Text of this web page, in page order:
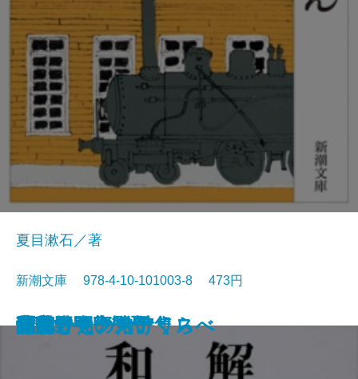
猟銃・闘牛
ヴェルレーヌ詩集
草枕
斜陽
高村光太郎詩集
歌行燈・高野聖
土
真実一路
老妓抄
坊っちゃん
夏目漱石／著
新潮文庫 978-4-10-101003-8 473円
和解
ヰタ・セクスアリス
出家とその弟子
にごりえ・たけくらべ
武蔵野
白痴
青年
雁
それから
門